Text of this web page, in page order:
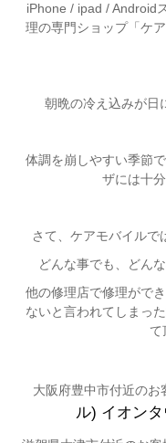
iPhone / ipad / Android
理の専門ショップ「ケ
朝晩の冷え込みが日
体調を崩しやすい季節
ザには十
さて、ケアモバイルで
どんな事でも、どん
他の修理店で修理がで
ないと言われてしまっ
て
大阪府豊中市付近の
ル) イオンタ